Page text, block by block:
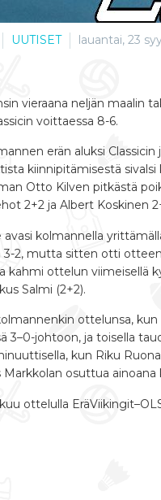
UUTISET lauantai, 23
vieraana neljän maalin
voittaessa 8-6.
erän aluksi
kiinnipitämisestä
Otto Kilven pitkästä
2+2 ja Albert Koskinen
avasi kolmannella
3-2, mutta sitten otti
kahmi ottelun viimeisellä
Salmi (2+2).
ottelunsa, kun
3–0-johtoon, ja toisella
kun Riku
osuttua ainoana
ottelulla